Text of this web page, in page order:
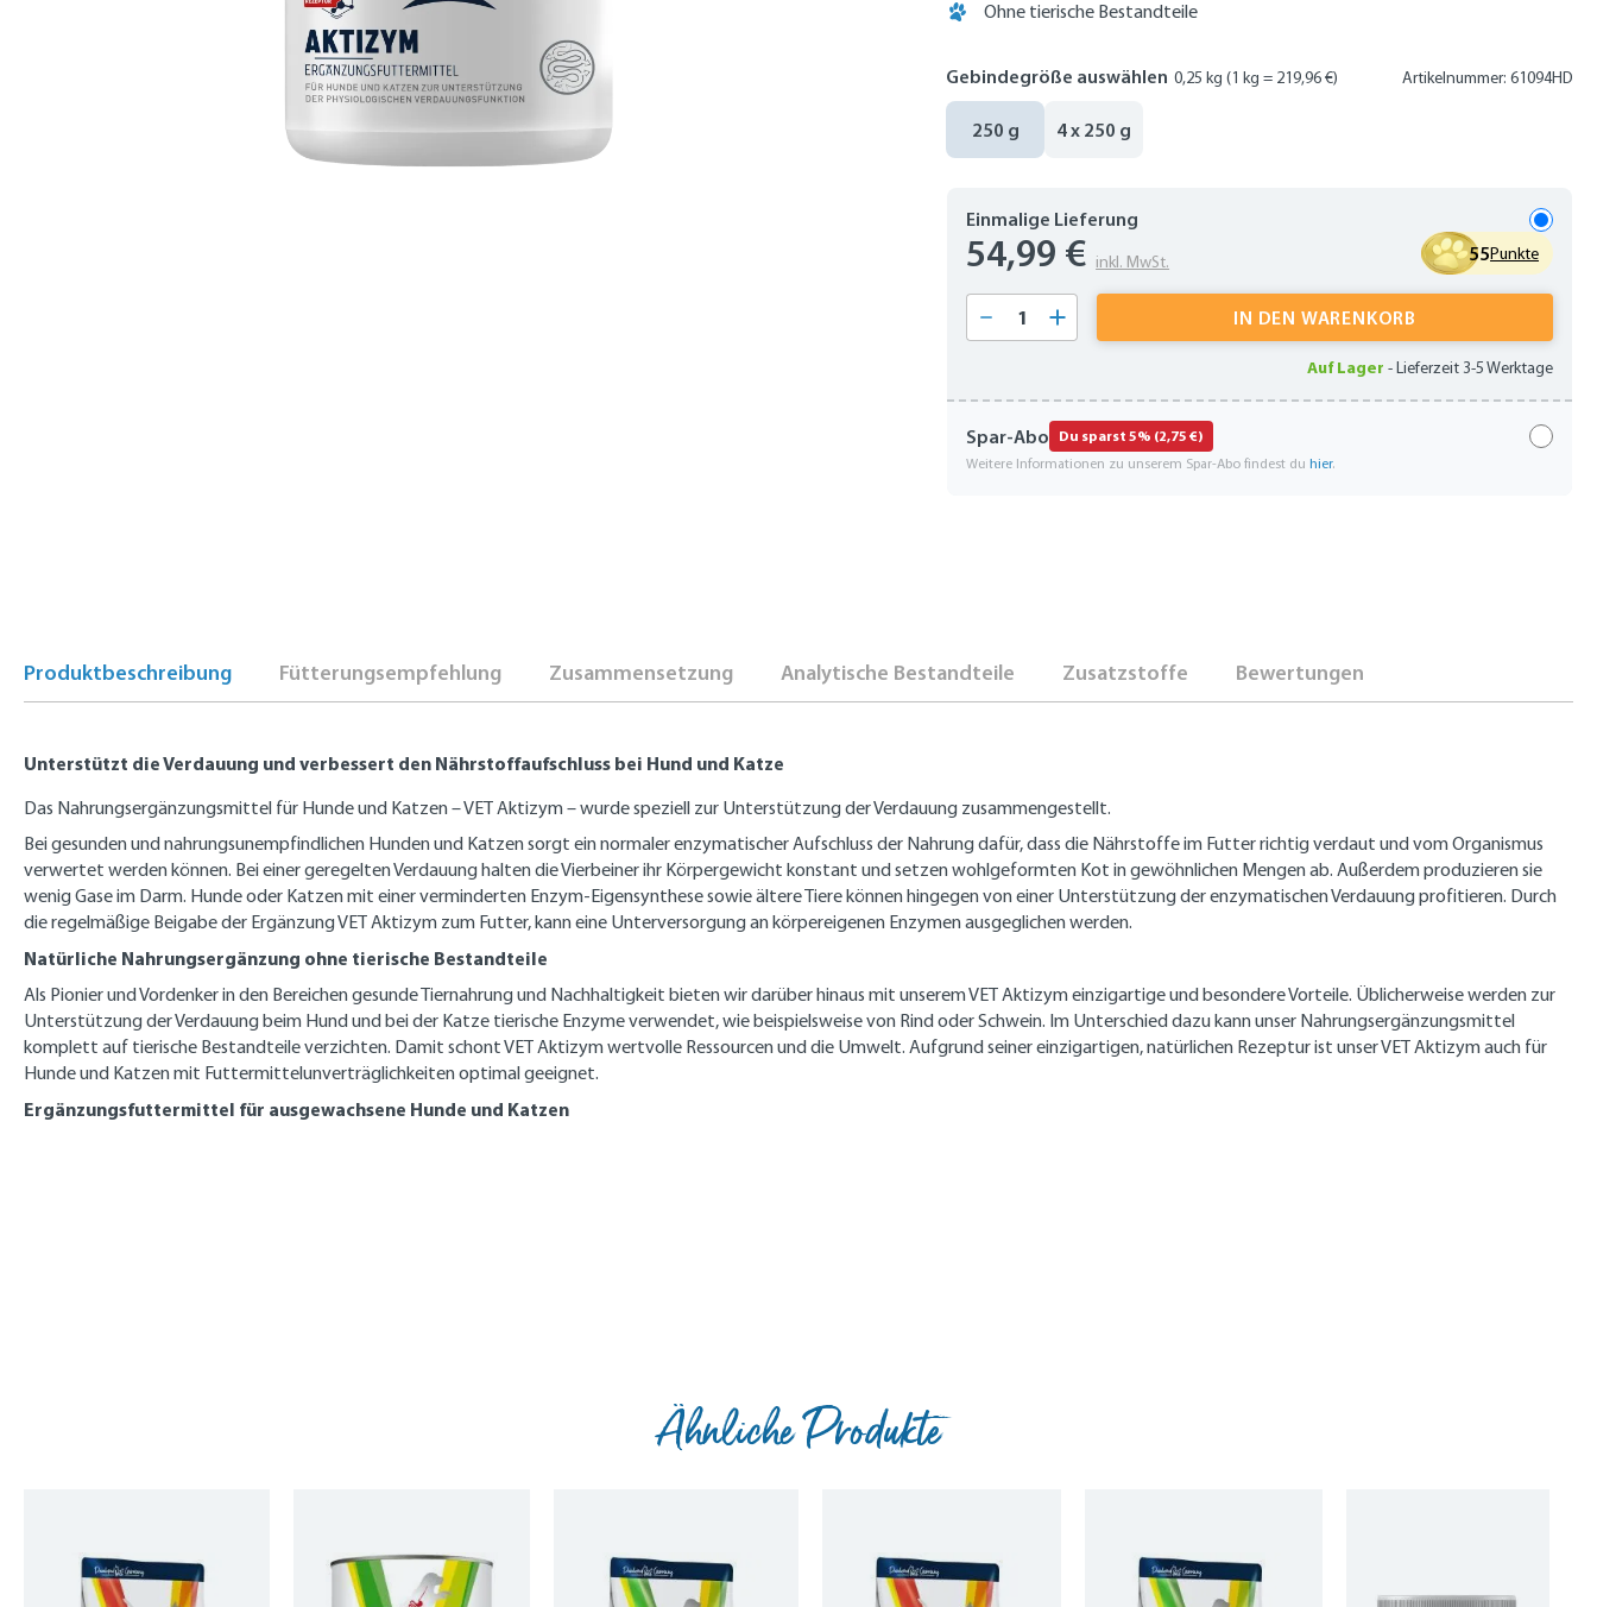
Ohne tierische Bestandteile
Gebindegröße auswählen 0,25 kg(1 kg = 219,96 €) Artikelnummer: 61094HD
250 g 4 x 250 g
Einmalige Lieferung
54,99 € inkl. MwSt. 55Punkte
Produkt Anzahl: Gib den gewünschten Wert ein
IN DEN WARENKORB
Auf Lager -Lieferzeit 3-5 Werktage
Spar-Abo Du sparst 5% (2,75 €)
Weitere Informationen zu unserem Spar-Abo findest duhier.
Produktbeschreibung Fütterungsempfehlung Zusammensetzung Analytische Bestandteile Zusatzstoffe Bewertungen
Unterstützt die Verdauung und verbessert den Nährstoffaufschluss bei Hund und Katze
Das Nahrungsergänzungsmittel für Hunde und Katzen – VET Aktizym – wurde speziell zur Unterstützung der Verdauung zusammengestellt.
Bei gesunden und nahrungsunempfindlichen Hunden und Katzen sorgt ein normaler enzymatischer Aufschluss der Nahrung dafür, dass die Nährstoffe im Futter richtig verdaut und vom Organismus
verwertet werden können. Bei einer geregelten Verdauung halten die Vierbeiner ihr Körpergewicht konstant und setzen wohlgeformten Kot in gewöhnlichen Mengen ab. Außerdem produzieren sie
wenig Gase im Darm. Hunde oder Katzen mit einer verminderten Enzym-Eigensynthese sowie ältere Tiere können hingegen von einer Unterstützung der enzymatischen Verdauung profitieren. Durch
die regelmäßige Beigabe der Ergänzung VET Aktizym zum Futter, kann eine Unterversorgung an körpereigenen Enzymen ausgeglichen werden.
Natürliche Nahrungsergänzung ohne tierische Bestandteile
Als Pionier und Vordenker in den Bereichen gesunde Tiernahrung und Nachhaltigkeit bieten wir darüber hinaus mit unserem VET Aktizym einzigartige und besondere Vorteile. Üblicherweise werden zur
Unterstützung der Verdauung beim Hund und bei der Katze tierische Enzyme verwendet, wie beispielsweise von Rind oder Schwein. Im Unterschied dazu kann unser Nahrungsergänzungsmittel
komplett auf tierische Bestandteile verzichten. Damit schont VET Aktizym wertvolle Ressourcen und die Umwelt. Aufgrund seiner einzigartigen, natürlichen Rezeptur ist unser VET Aktizym auch für
Hunde und Katzen mit Futtermittelunverträglichkeiten optimal geeignet.
Ergänzungsfuttermittel für ausgewachsene Hunde und Katzen
Ähnliche Produkte